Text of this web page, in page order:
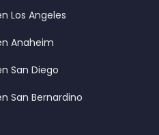
Los Angeles
Anaheim
San Diego
San Bernardino